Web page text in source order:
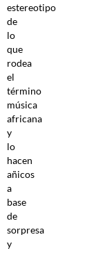
estereotipo
de
lo
que
rodea
el
término
música
africana
y
lo
hacen
añicos
a
base
de
sorpresa
y